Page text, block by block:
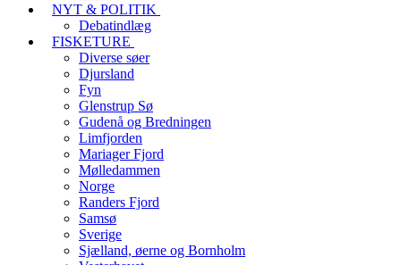
NYT & POLITIK
Debatindlæg
FISKETURE
Diverse søer
Djursland
Fyn
Glenstrup Sø
Gudenå og Bredningen
Limfjorden
Mariager Fjord
Mølledammen
Norge
Randers Fjord
Samsø
Sverige
Sjælland, øerne og Bornholm